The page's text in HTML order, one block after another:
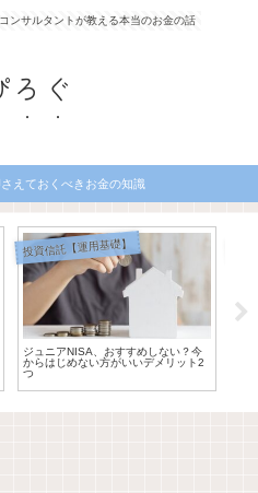
ンサルタントが教える本当のお金の話
ろぐ
えておくべきお金の知識
投資信託【運用基礎】
ジュニアNISA、おすすめしない？今
からはじめない方がいいデメリット2
つ